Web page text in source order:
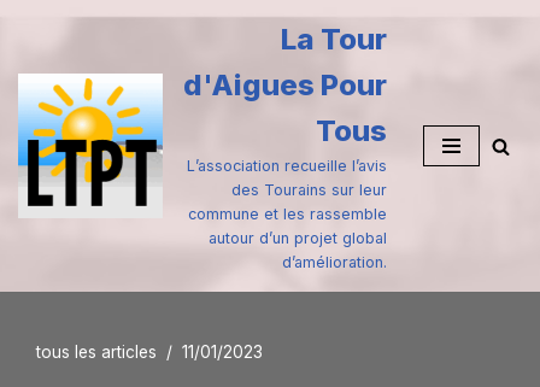
au
contenu
La Tour
d'Aigues Pour
Tous
L’association recueille l’avis
des Tourains sur leur
commune et les rassemble
autour d’un projet global
d’amélioration.
tous les articles 11/01/2023